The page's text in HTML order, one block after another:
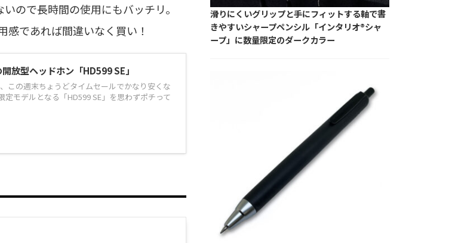
ので長時間の使用にもバッチリ。
感であれば間違いなく買い！
放型ヘッドホン「HD599 SE」
この週末ちょうどタイムセールでかなり安くな
モデルとなる「HD599 SE」を思わずポチって
滑りにくいグリップと手にフィットする軸で書
きやすいシャープペンシル「インタリオ®シャ
ープ」に数量限定のダークカラー